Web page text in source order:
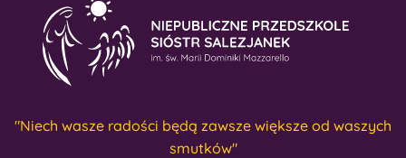
"Niech wasze radości będą zawsze większe od waszych
smutków"